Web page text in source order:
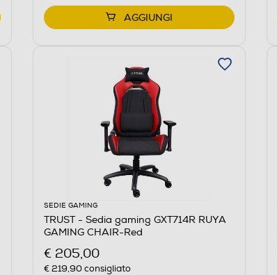
AGGIUNGI
SEDIE GAMING
TRUST - Sedia gaming GXT714R RUYA
GAMING CHAIR-Red
€ 205,00
€ 219,90consigliato